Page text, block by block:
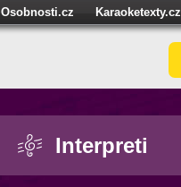
Osobnosti.cz Karaoketexty.cz
Interpreti